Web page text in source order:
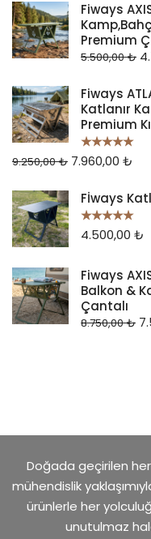
Fiways
Premium
5.500,00₺
Fiways
Katlanır
Premium
5 üzerinden
9.250,00₺ 7.960,00 ₺
Fİways
5 üzerinden
4.500,00 ₺
Fiways
Balkon &
Çantalı
8.750,00₺
Doğada geçirilen
mühendislik
ürünlerle her
unutulmaz